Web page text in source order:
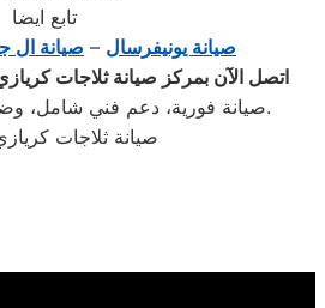
تابع ايضا
صيانة يونيفرسال – صيانة ال
اتصل الآن بمركز صيانة ثلاجات
صيانة فورية، دعم فني شامل، وضمان حقيقي لراحة بالك.
صيانة ثلاجات